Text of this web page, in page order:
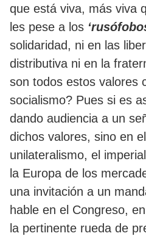
que está viva, más viva
les pese a los
solidaridad, ni en las
distributiva ni en la
son todos estos valores
socialismo? Pues si es
dando audiencia a un
dichos valores, sino en
unilateralismo, el
la Europa de los
una invitación a un
hable en el Congreso,
la pertinente rueda de